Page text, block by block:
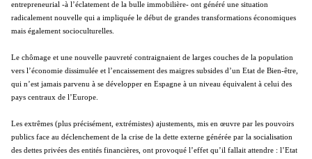
entrepreneurial -à l’éclatement de la bulle immobilière- ont généré une situation
radicalement nouvelle qui a impliquée le début de grandes transformations économiques
mais également socioculturelles.
Le chômage et une nouvelle pauvreté contraignaient de larges couches de la population
vers l’économie dissimulée et l’encaissement des maigres subsides d’un Etat de Bien-être,
qui n’est jamais parvenu à se développer en Espagne à un niveau équivalent à celui des
pays centraux de l’Europe.
Les extrêmes (plus précisément, extrémistes) ajustements, mis en œuvre par les pouvoirs
publics face au déclenchement de la crise de la dette externe générée par la socialisation
des dettes privées des entités financières, ont provoqué l’effet qu’il fallait attendre : l’Etat